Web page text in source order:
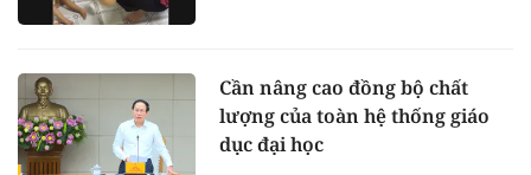
Cần nâng cao đồng bộ chất
lượng của toàn hệ thống giáo
dục đại học